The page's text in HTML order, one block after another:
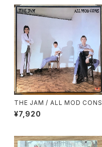
THE JAM / ALL MOD CONS
¥7,920